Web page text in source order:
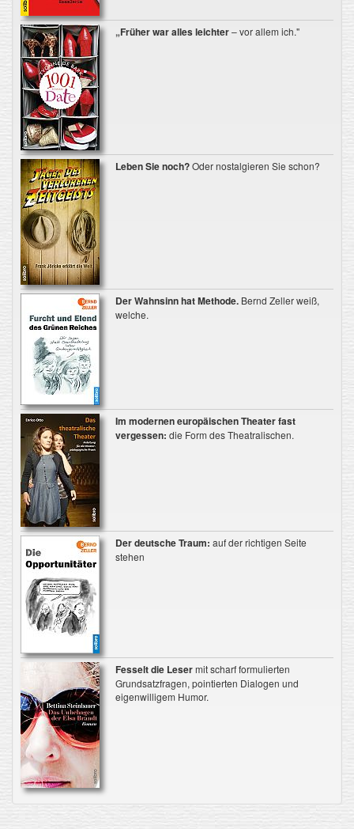
„Früher war alles leichter– vor allem ich."
Leben Sie noch?Oder nostalgieren Sie schon?
Der Wahnsinn hat Methode. Bernd Zeller weiß,
welche.
Im modernen europäischen Theater fast
vergessen: die Form des Theatralischen.
Der deutsche Traum: auf der richtigen Seite
stehen
Fesselt die Lesermit scharf formulierten
Grundsatzfragen, pointierten Dialogen und
eigenwilligem Humor.